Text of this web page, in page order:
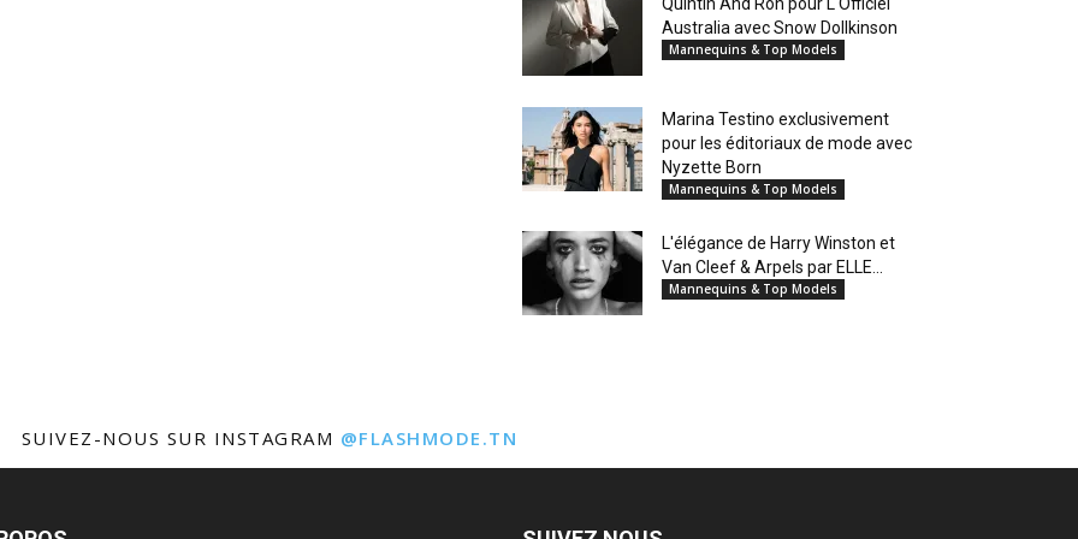
Australia avec Snow Dollkinson
Mannequins & Top Models
Marina Testino exclusivement
pour les éditoriaux de mode avec
Nyzette Born
Mannequins & Top Models
L'élégance de Harry Winston et
Van Cleef & Arpels par ELLE...
Mannequins & Top Models
SUIVEZ-NOUS SUR INSTAGRAM @FLASHMODE.TN